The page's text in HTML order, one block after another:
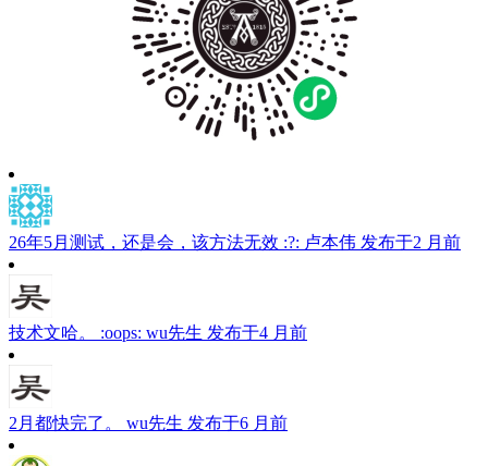
26年5月测试，还是会，该方法无效 :?: 卢本伟 发布于2 月前
技术文哈。 :oops: wu先生 发布于4 月前
2月都快完了。 wu先生 发布于6 月前